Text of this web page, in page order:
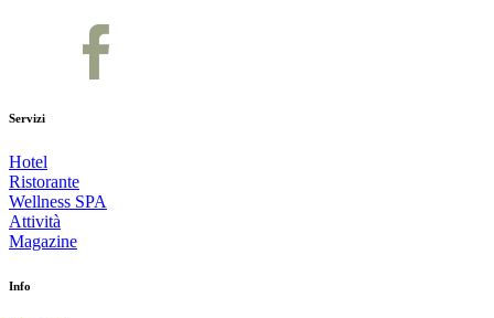
Servizi
Hotel
Ristorante
Wellness SPA
Attività
Magazine
Info